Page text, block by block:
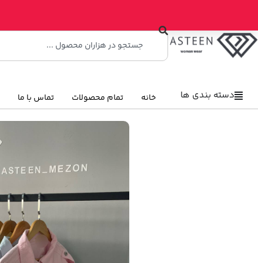
دسته بندی ها خانه تمام محصولات تماس با ما